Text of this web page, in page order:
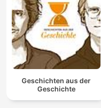
Geschichten aus der
Geschichte